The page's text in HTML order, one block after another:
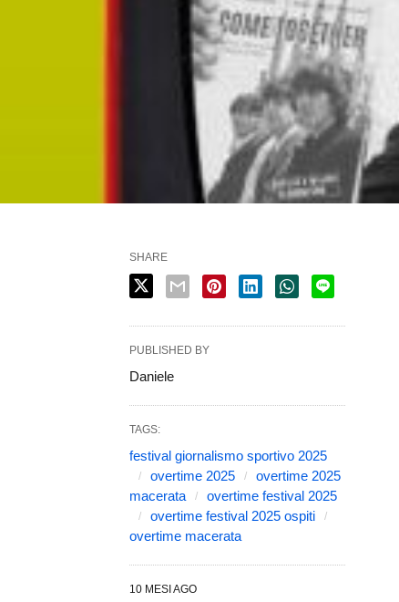
SHARE
PUBLISHED BY
Daniele
TAGS:
festival giornalismo sportivo 2025
overtime 2025
overtime 2025
macerata
overtime festival 2025
overtime festival 2025 ospiti
overtime macerata
10 MESI AGO